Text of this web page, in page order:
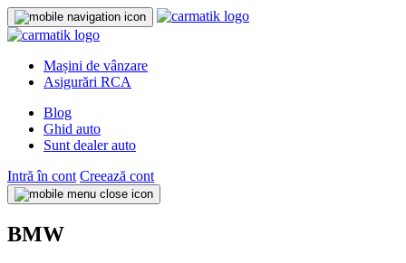
Mașini de vânzare
Asigurări RCA
Blog
Ghid auto
Sunt dealer auto
Intră în cont Creează cont
BMW